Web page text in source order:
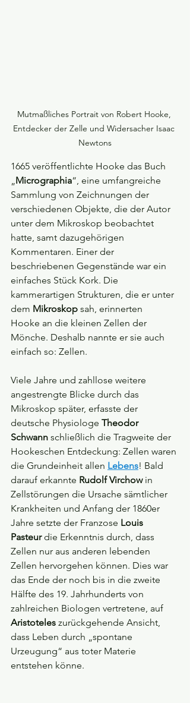
Mutmaßliches Portrait von Robert Hooke,
Entdecker der Zelle und Widersacher Isaac
Newtons
1665 veröffentlichte Hooke das Buch
Micrographia“, eine umfangreiche
Sammlung von Zeichnungen der
verschiedenen Objekte, die der Autor
unter dem Mikroskop beobachtet
hatte, samt dazugehörigen
Kommentaren. Einer der
beschriebenen Gegenstände war ein
einfaches Stück Kork. Die
kammerartigen Strukturen, die er unter
dem Mikroskop sah, erinnerten
Hooke an die kleinen Zellen der
Mönche. Deshalb nannte er sie auch
einfach so: Zellen.
Viele Jahre und zahllose weitere
angestrengte Blicke durch das
Mikroskop später, erfasste der
deutsche Physiologe Theodor
Schwann schließlich die Tragweite der
Hookeschen Entdeckung: Zellen waren
die Grundeinheit allen Lebens! Bald
darauf erkannte Rudolf Virchow in
Zellstörungen die Ursache sämtlicher
Krankheiten und Anfang der 1860er
Jahre setzte der Franzose Louis
Pasteur die Erkenntnis durch, dass
Zellen nur aus anderen lebenden
Zellen hervorgehen können. Dies war
das Ende der noch bis in die zweite
Hälfte des 19. Jahrhunderts von
zahlreichen Biologen vertretene, auf
Aristoteles zurückgehende Ansicht,
dass Leben durch „spontane
Urzeugung“ aus toter Materie
entstehen könne.